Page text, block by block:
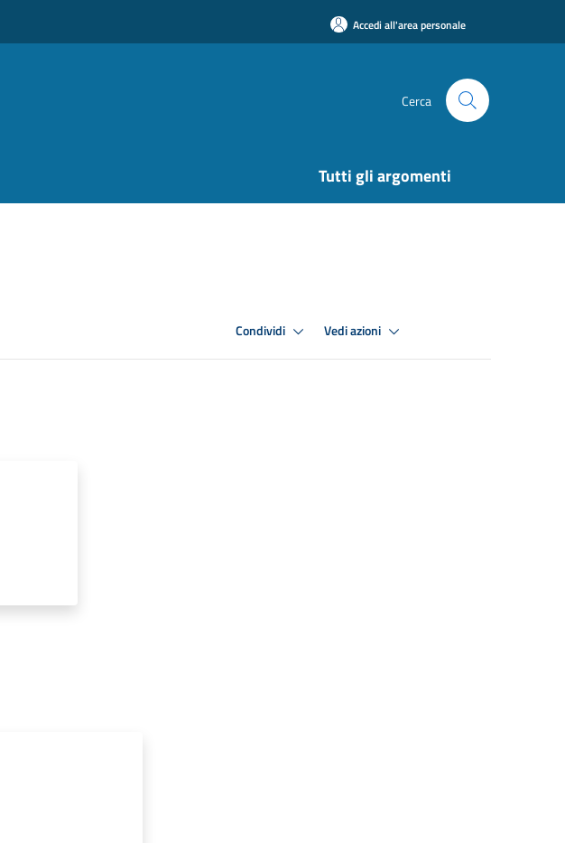
Accedi all'area personale
Cerca
Tutti gli argomenti
Condividi Vedi azioni